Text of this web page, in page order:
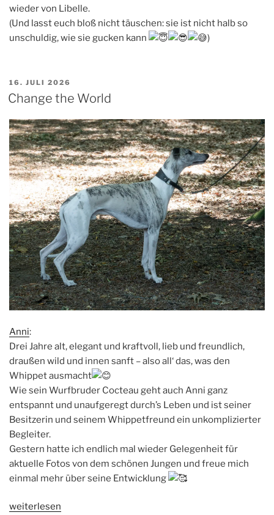
wieder von Libelle.
(Und lasst euch bloß nicht täuschen: sie ist nicht halb so
unschuldig, wie sie gucken kann
)
VERÖFFENTLICHT
AM
16. JULI 2026
Change the World
Anni:
Drei Jahre alt, elegant und kraftvoll, lieb und freundlich,
draußen wild und innen sanft – also all‘ das, was den
Whippet ausmacht
Wie sein Wurfbruder Cocteau geht auch Anni ganz
entspannt und unaufgeregt durch’s Leben und ist seiner
Besitzerin und seinem Whippetfreund ein unkomplizierter
Begleiter.
Gestern hatte ich endlich mal wieder Gelegenheit für
aktuelle Fotos von dem schönen Jungen und freue mich
einmal mehr über seine Entwicklung
„Change
weiterlesen